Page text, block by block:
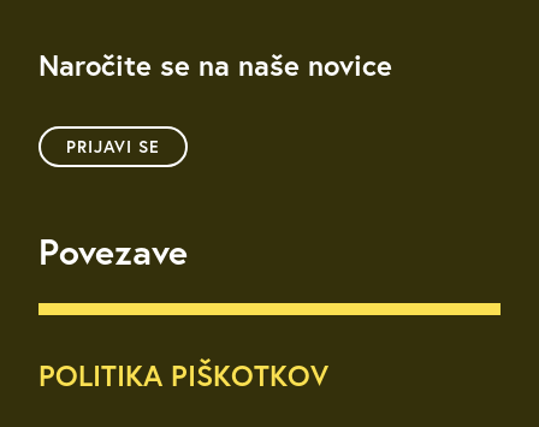
Naročite se na naše novice
PRIJAVI SE
Povezave
POLITIKA PIŠKOTKOV